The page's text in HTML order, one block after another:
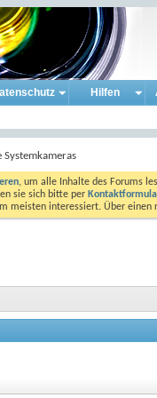
Hilfen
Systemkameras
, um alle Inhalte des Forums
sie sich bitte per
meisten interessiert. Über